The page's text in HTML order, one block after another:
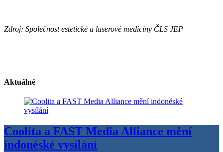
Zdroj: Společnost estetické a laserové medicíny ČLS JEP
Aktuálně
Coolita a FAST Media Alliance mění
indonéské vysílání